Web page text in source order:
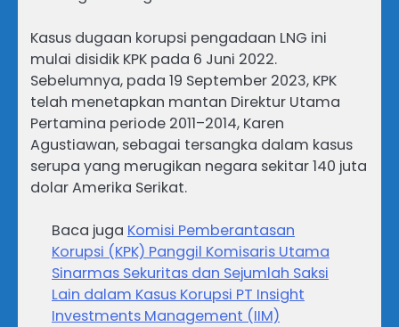
Kasus dugaan korupsi pengadaan LNG ini
mulai disidik KPK pada 6 Juni 2022.
Sebelumnya, pada 19 September 2023, KPK
telah menetapkan mantan Direktur Utama
Pertamina periode 2011–2014, Karen
Agustiawan, sebagai tersangka dalam kasus
serupa yang merugikan negara sekitar 140 juta
dolar Amerika Serikat.
Baca juga Komisi Pemberantasan
Korupsi (KPK) Panggil Komisaris Utama
Sinarmas Sekuritas dan Sejumlah Saksi
Lain dalam Kasus Korupsi PT Insight
Investments Management (IIM)